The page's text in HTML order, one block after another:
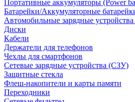
Портативные аккумуляторы (Power
Батарейки/Аккумуляторные
Автомобильные зарядные
Диски
Кабели
Держатели для телефонов
Чехлы для смартфонов
Сетевые зарядные устройства (СЗУ)
Защитные стекла
Флеш-накопители и карты памяти
Переходники